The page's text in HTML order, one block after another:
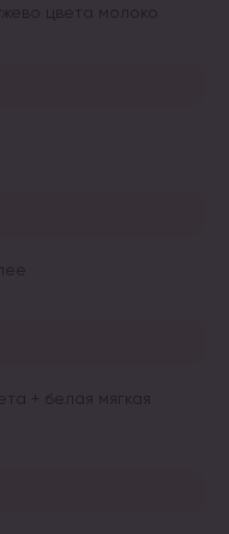
цвета молоко
+ белая мягкая